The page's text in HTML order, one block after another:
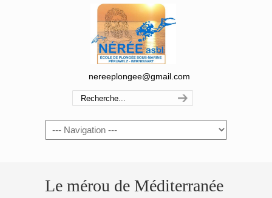
nereeplongee@gmail.com
Navigation
Le mérou de Méditerranée